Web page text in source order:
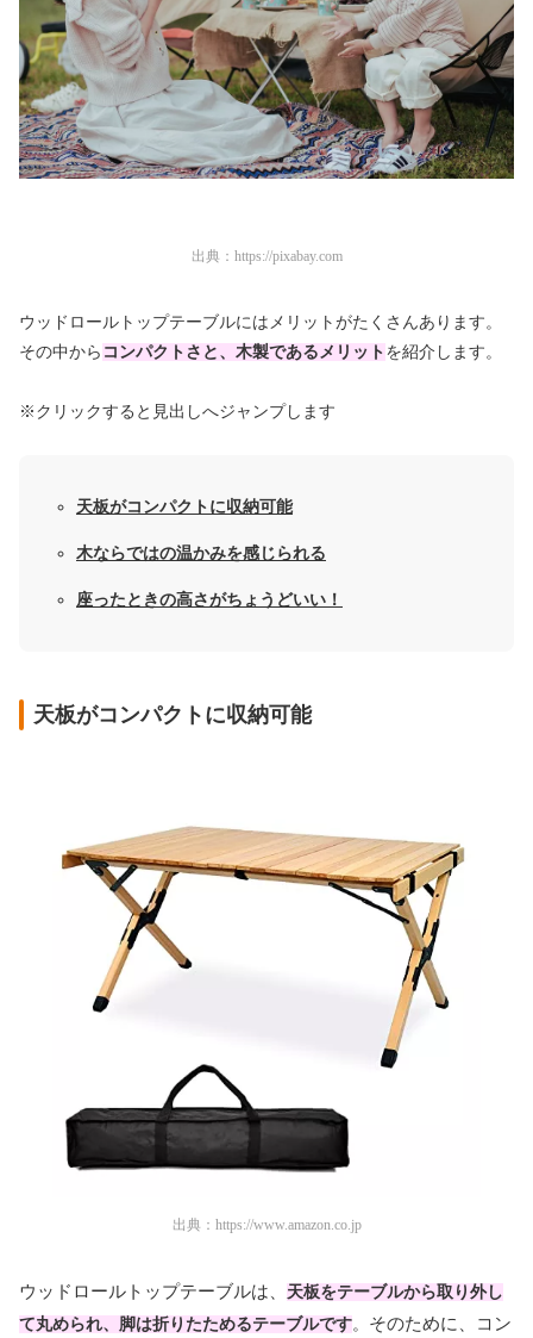
出典： https://pixabay.com
ウッドロールトップテーブルにはメリットがたくさんあります。
その中から コンパクトさと、木製であるメリット を紹介します。
※クリックすると見出しへジャンプします
天板がコンパクトに収納可能
木ならではの温かみを感じられる
座ったときの高さがちょうどいい！
天板がコンパクトに収納可能
出典： https://www.amazon.co.jp
ウッドロールトップテーブルは、 天板をテーブルから取り外し
て丸められ、脚は折りたためるテーブルです。 そのために、
コン